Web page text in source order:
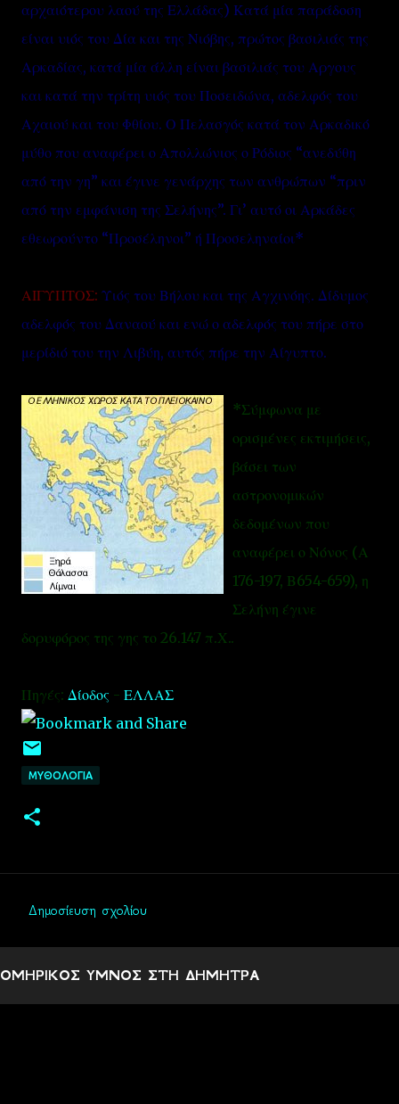
αρχαιότερου λαού της Ελλάδας) Κατά μία παράδοση
είναι υιός του Δία και της Νιόβης, πρώτος βασιλιάς της
Αρκαδίας, κατά μία άλλη είναι βασιλιάς του Αργους
και κατά την τρίτη υιός του Ποσειδώνα, αδελφός του
Αχαιού και του Φθίου. Ο Πελασγός κατά τον Αρκαδικό
μύθο που αναφέρει ο Απολλώνιος ο Ρόδιος “ανεδύθη
από την γη” και έγινε γενάρχης των ανθρώπων “πριν
από την εμφάνιση της Σελήνης”. Γι’ αυτό οι Αρκάδες
εθεωρούντο “Προσέληνοι” ή Προσεληναίοι*
ΑΙΓΥΠΤΟΣ: Υιός του Βήλου και της Αγχινόης. Δίδυμος
αδελφός του Δαναού και ενώ ο αδελφός του πήρε στο
μερίδιό του την Λιβύη, αυτός πήρε την Αίγυπτο.
*Σύμφωνα με
ορισμένες εκτιμήσεις,
βάσει των
αστρονομικών
δεδομένων που
αναφέρει ο Νόνος (Α
176-197, Β654-659), η
Σελήνη έγινε
δορυφόρος της γης το 26.147 π.Χ..
Πηγές: Δίοδος - ΕΛΛΑΣ
ΜΥΘΟΛΟΓΙΑ
ό
λ
Δημοσίευση σχολίου
ΟΜΗΡΙΚΟΣ ΥΜΝΟΣ ΣΤΗ ΔΗΜΗΤΡΑ